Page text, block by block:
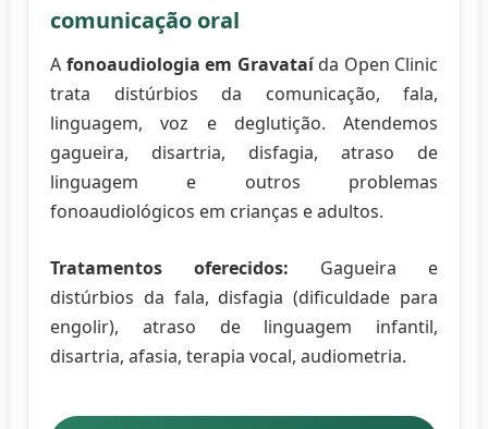
comunicação oral
A fonoaudiologia em Gravataída Open Clinic
trata distúrbios da comunicação, fala,
linguagem, voz e deglutição. Atendemos
gagueira, disartria, disfagia, atraso de
linguagem e outros problemas
fonoaudiológicos em crianças e adultos.
Tratamentos oferecidos: Gagueira e
distúrbios da fala, disfagia (dificuldade para
engolir), atraso de linguagem infantil,
disartria, afasia, terapia vocal, audiometria.